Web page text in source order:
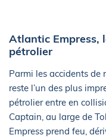
Atlantic Empress,
pétrolier
Parmi les accidents de
reste l’un des plus
pétrolier entre en
Captain, au large de
Empress prend feu,